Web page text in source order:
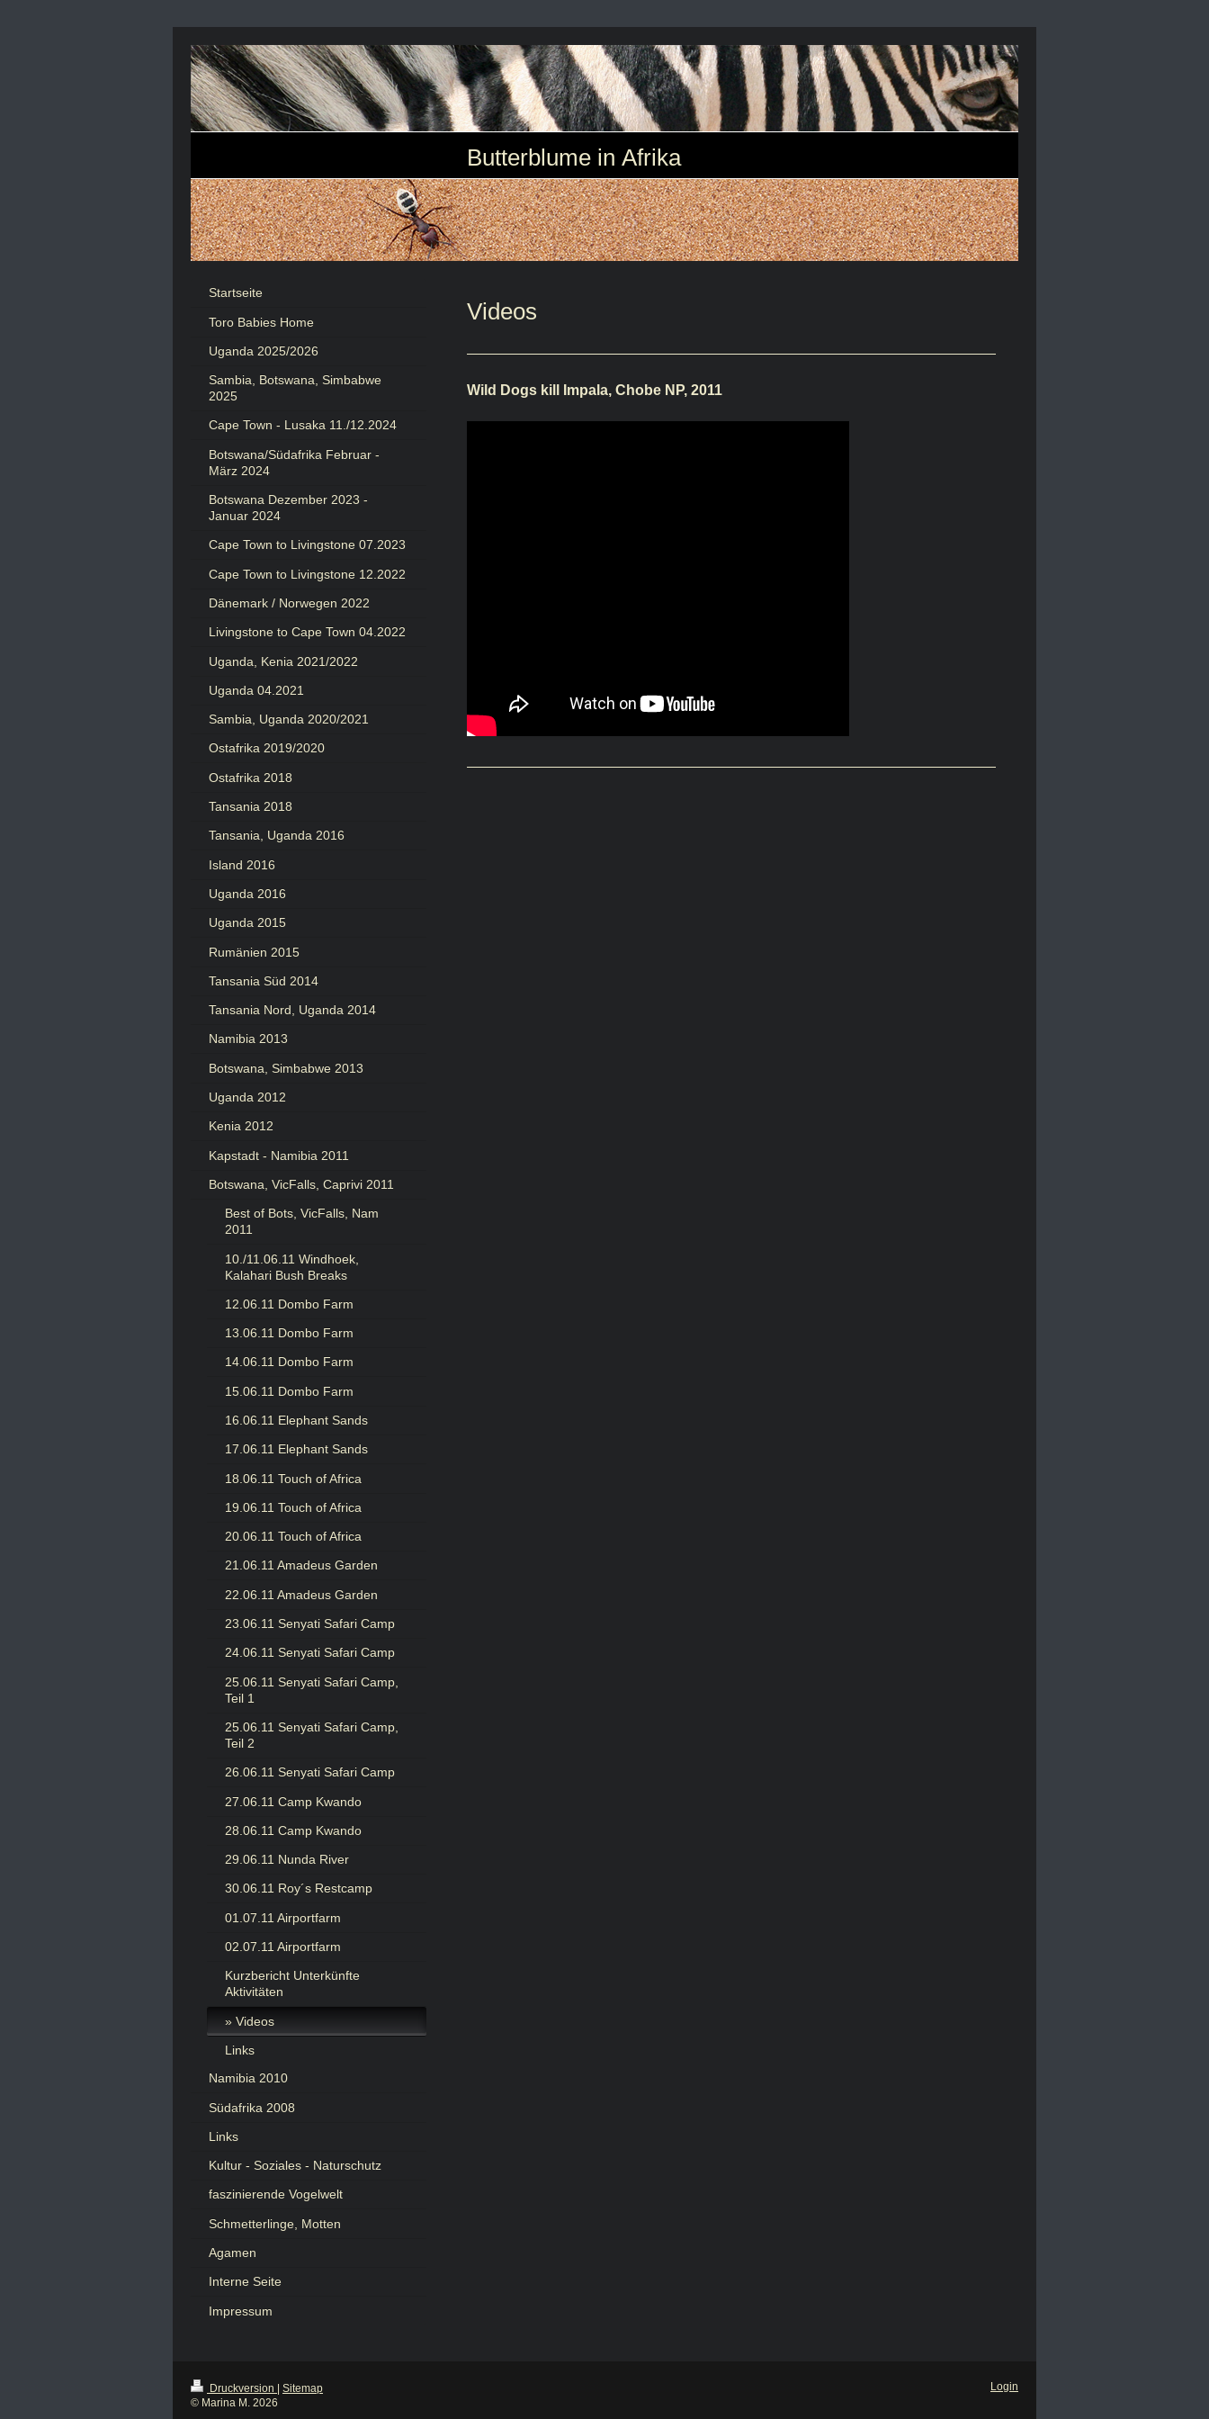
Butterblume in Afrika
Videos
Wild Dogs kill Impala, Chobe NP, 2011
Startseite
Toro Babies Home
Uganda 2025/2026
Sambia, Botswana, Simbabwe
2025
Cape Town - Lusaka 11./12.2024
Botswana/Südafrika Februar -
März 2024
Botswana Dezember 2023 -
Januar 2024
Cape Town to Livingstone 07.2023
Cape Town to Livingstone 12.2022
Dänemark / Norwegen 2022
Livingstone to Cape Town 04.2022
Uganda, Kenia 2021/2022
Uganda 04.2021
Sambia, Uganda 2020/2021
Ostafrika 2019/2020
Ostafrika 2018
Tansania 2018
Tansania, Uganda 2016
Island 2016
Uganda 2016
Uganda 2015
Rumänien 2015
Tansania Süd 2014
Tansania Nord, Uganda 2014
Namibia 2013
Botswana, Simbabwe 2013
Uganda 2012
Kenia 2012
Kapstadt - Namibia 2011
Botswana, VicFalls, Caprivi 2011
Best of Bots, VicFalls, Nam
2011
10./11.06.11 Windhoek,
Kalahari Bush Breaks
12.06.11 Dombo Farm
13.06.11 Dombo Farm
14.06.11 Dombo Farm
15.06.11 Dombo Farm
16.06.11 Elephant Sands
17.06.11 Elephant Sands
18.06.11 Touch of Africa
19.06.11 Touch of Africa
20.06.11 Touch of Africa
21.06.11 Amadeus Garden
22.06.11 Amadeus Garden
23.06.11 Senyati Safari Camp
24.06.11 Senyati Safari Camp
25.06.11 Senyati Safari Camp,
Teil 1
25.06.11 Senyati Safari Camp,
Teil 2
26.06.11 Senyati Safari Camp
27.06.11 Camp Kwando
28.06.11 Camp Kwando
29.06.11 Nunda River
30.06.11 Roy´s Restcamp
01.07.11 Airportfarm
02.07.11 Airportfarm
Kurzbericht Unterkünfte
Aktivitäten
Videos
Links
Namibia 2010
Südafrika 2008
Links
Kultur - Soziales - Naturschutz
faszinierende Vogelwelt
Schmetterlinge, Motten
Agamen
Interne Seite
Impressum
Druckversion | Sitemap
© Marina M. 2026
Login